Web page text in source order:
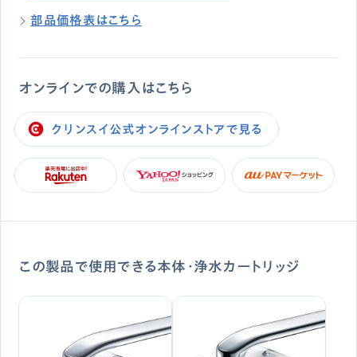
部品価格表はこちら
オンラインでの購入はこちら
クリンスイ公式オンラインストアで見る
この製品で使用できる本体・浄水カートリッジ